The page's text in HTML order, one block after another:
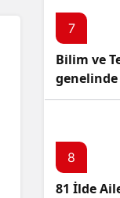
7
Bilim ve
kutlandı:
8
81 İlde